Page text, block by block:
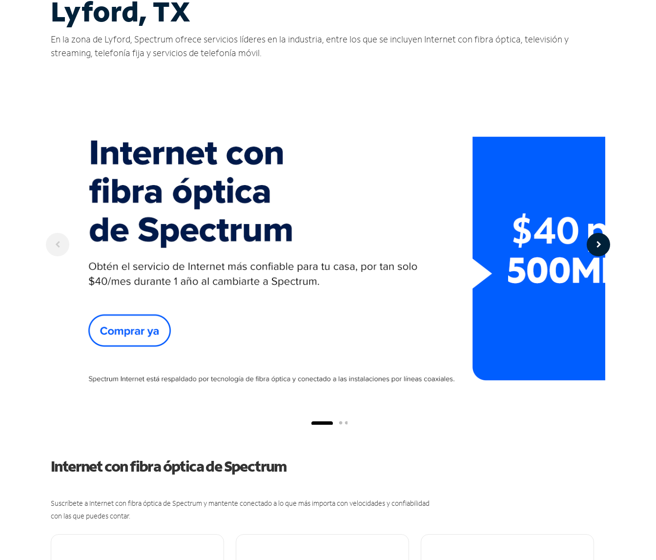
Lyford, TX
En la zona de Lyford, Spectrum ofrece servicios líderes en la industria, entre los que se incluyen Internet con fibra óptica, televisión y
streaming, telefonía fija y servicios de telefonía móvil.
Internet con fibra óptica de Spectrum
Suscríbete a Internet con fibra óptica de Spectrum y mantente conectado a lo que más importa con velocidades y confiabilidad
con las que puedes contar.